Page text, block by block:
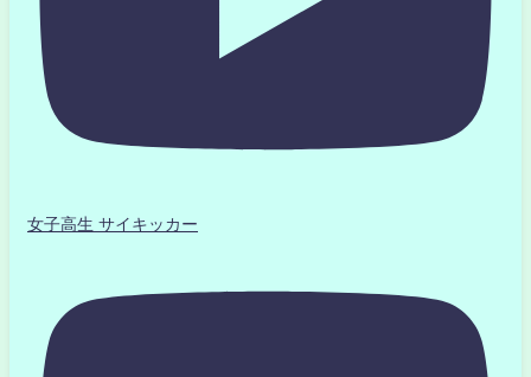
女子高生 サイキッカー